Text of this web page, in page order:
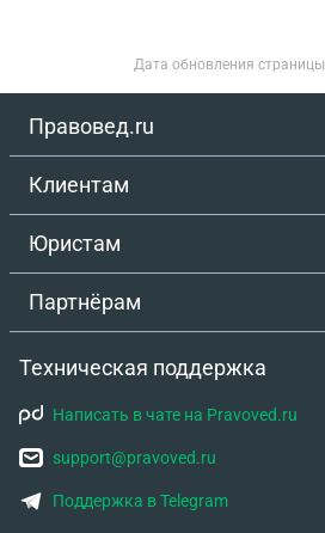
Дата обновления страницы
Правовед.ru
Клиентам
Юристам
Партнёрам
Техническая поддержка
Написать в чате на Pravoved.ru
support@pravoved.ru
Поддержка в Telegram